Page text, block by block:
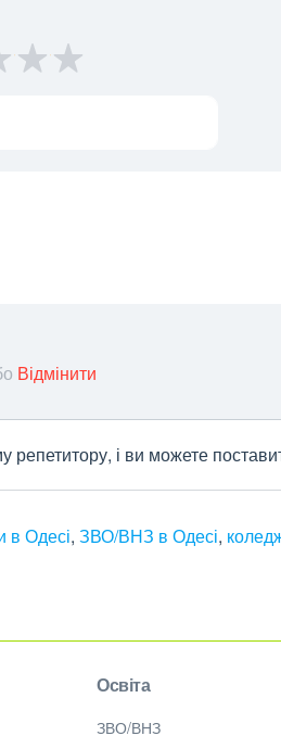
Відмінити
репетитору, і ви можете
в Одесі, ЗВО/ВНЗ в Одесі,
Освіта
ЗВО/ВНЗ